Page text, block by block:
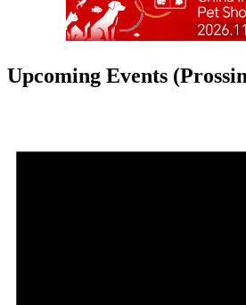
Upcoming Events